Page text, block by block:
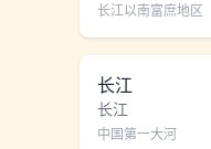
长江以南富庶地区
长江
长江
中国第一大河